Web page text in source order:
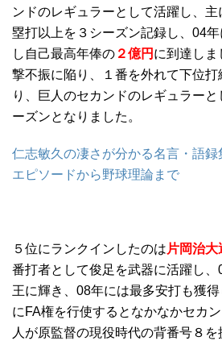
ンドのレギュラーとして活躍し、
塁打以上を３シーズン記録し、04
し自己最高年俸の ２億円 に到達し
撃不振に陥り、１番を外れて下位
り、巨人のセカンドのレギュラー
ーズンとなりました。
仁志敏久の凄さが分かる名言・語
エピソードから野球理論まで
５位にランクインしたのは 片岡治大
番打者として俊足を武器に活躍し
王に輝き、08年には最多安打も獲
にFA権を行使するとなかなかセカ
人が原監督の現役時代の背番号８を